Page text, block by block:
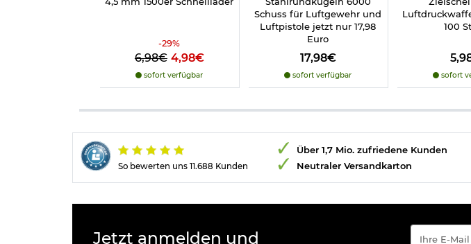
Wichtige waffenrechtliche Informationen:
Artikel frei ab 18 Jahren - Dieser Artikel
Altersnachweiszusenden, sofern uns dieser noch nicht vorliegt. (bitte den Link:
Herstellerinformationen
-29%
6,98€ 4,98€
sofort verfügbar
Schuss für Luftgewehr und
Luftpistole jetzt nur 17,98
Euro
17,98€
sofort verfügbar
100
sofort
So bewerten uns 11.688 Kunden
Über 1,7 Mio. zufriedene Kunden
Neutraler Versandkarton
Jetzt anmelden und